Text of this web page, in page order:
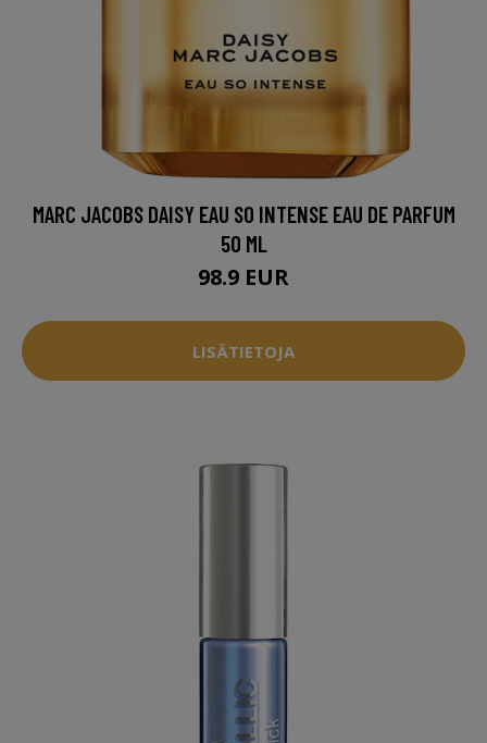
MARC JACOBS DAISY EAU SO INTENSE EAU DE PARFUM
50 ML
98.9 EUR
LISÄTIETOJA